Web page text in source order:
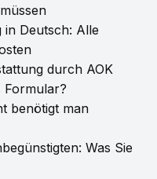
in Deutsch: Alle
durch AOK
Formular?
benötigt man
Was Sie